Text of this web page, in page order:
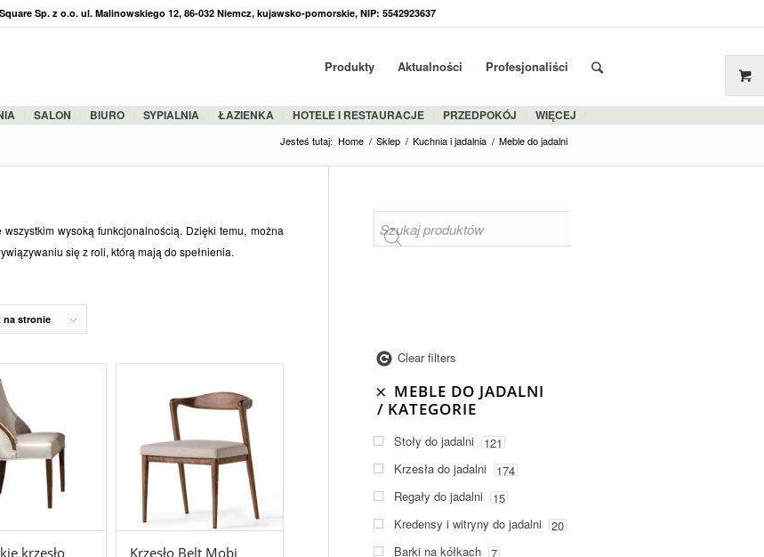
Sp. z o.o. ul. Malinowskiego 12, 86-032 Niemcz, kujawsko-pomorskie, NIP: 5542923637
Produkty Aktualności Profesjonaliści
SALON BIURO SYPIALNIA ŁAZIENKA HOTELE I RESTAURACJE PRZEDPOKÓJ WIĘCEJ
Jesteś tutaj: Home / Sklep / Kuchnia i jadalnia / Meble do jadalni
wysoką funkcjonalnością. Dzięki temu, można
się z roli, którą mają do spełnienia.
na stronie
krzesło
Krzesło Belt Mobi
Clear filters
MEBLE DO JADALNI
KATEGORIE
Stoły do jadalni
121
Krzesła do jadalni
174
Regały do jadalni
15
Kredensy i witryny do jadalni
20
Barki na kółkach 7